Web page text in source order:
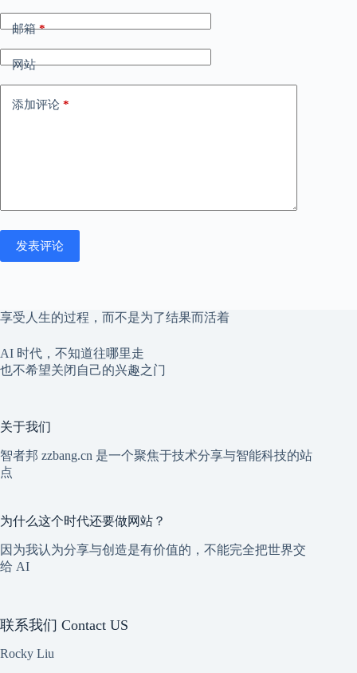
邮箱*
网站
添加评论 *
发表评论
享受人生的过程，而不是为了结果而活着
AI 时代，不知道往哪里走
也不希望关闭自己的兴趣之门
关于我们
智者邦 zzbang.cn 是一个聚焦于技术分享与智能科技的站
点
为什么这个时代还要做网站？
因为我认为分享与创造是有价值的，不能完全把世界交
给 AI
联系我们 Contact US
Rocky Liu